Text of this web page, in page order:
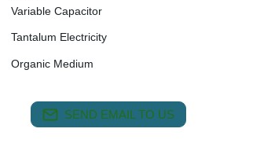
Variable Capacitor
Tantalum Electricity
Organic Medium
SEND EMAIL TO US